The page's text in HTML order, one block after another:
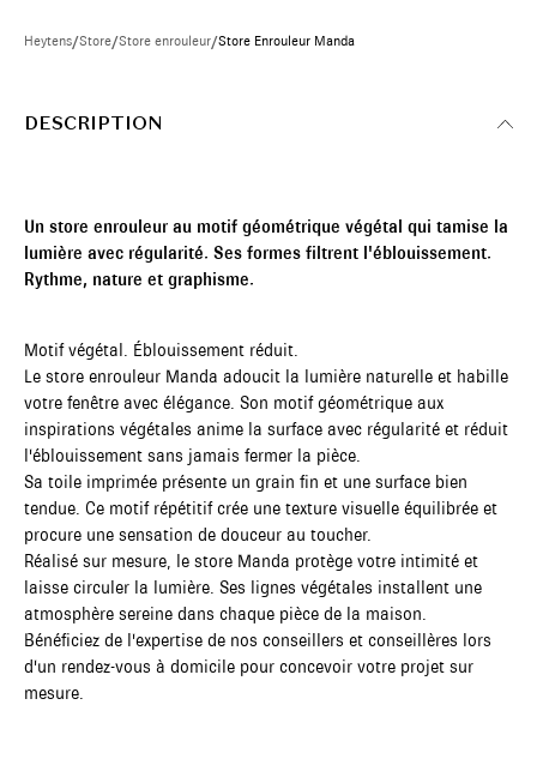
Heytens/Store/Store enrouleur/Store Enrouleur Manda
DESCRIPTION
Un store enrouleur au motif géométrique végétal qui tamise la
lumière avec régularité. Ses formes filtrent l'éblouissement.
Rythme, nature et graphisme.
Motif végétal. Éblouissement réduit.
Le store enrouleur Manda adoucit la lumière naturelle et habille
votre fenêtre avec élégance. Son motif géométrique aux
inspirations végétales anime la surface avec régularité et réduit
l'éblouissement sans jamais fermer la pièce.
Sa toile imprimée présente un grain fin et une surface bien
tendue. Ce motif répétitif crée une texture visuelle équilibrée et
procure une sensation de douceur au toucher.
Réalisé sur mesure, le store Manda protège votre intimité et
laisse circuler la lumière. Ses lignes végétales installent une
atmosphère sereine dans chaque pièce de la maison.
Bénéficiez de l'expertise de nos conseillers et conseillères lors
d'un rendez-vous à domicile pour concevoir votre projet sur
mesure.